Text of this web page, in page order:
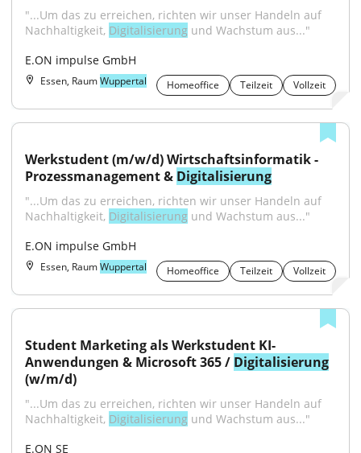
"...Um das zu erreichen, richten wir unser Handeln auf
Nachhaltigkeit, Digitalisierung und Wachstum aus..."
E.ON impulse GmbH
Essen, RaumWuppertal Homeoffice Teilzeit Vollzeit
Werkstudent (m/w/d) Wirtschaftsinformatik -
Prozessmanagement & Digitalisierung
"...Um das zu erreichen, richten wir unser Handeln auf
Nachhaltigkeit, Digitalisierung und Wachstum aus..."
E.ON impulse GmbH
Essen, RaumWuppertal Homeoffice Teilzeit Vollzeit
Student Marketing als Werkstudent KI-
Anwendungen & Microsoft 365 / Digitalisierung
(w/m/d)
"...Um das zu erreichen, richten wir unser Handeln auf
Nachhaltigkeit, Digitalisierung und Wachstum aus..."
E.ON SE